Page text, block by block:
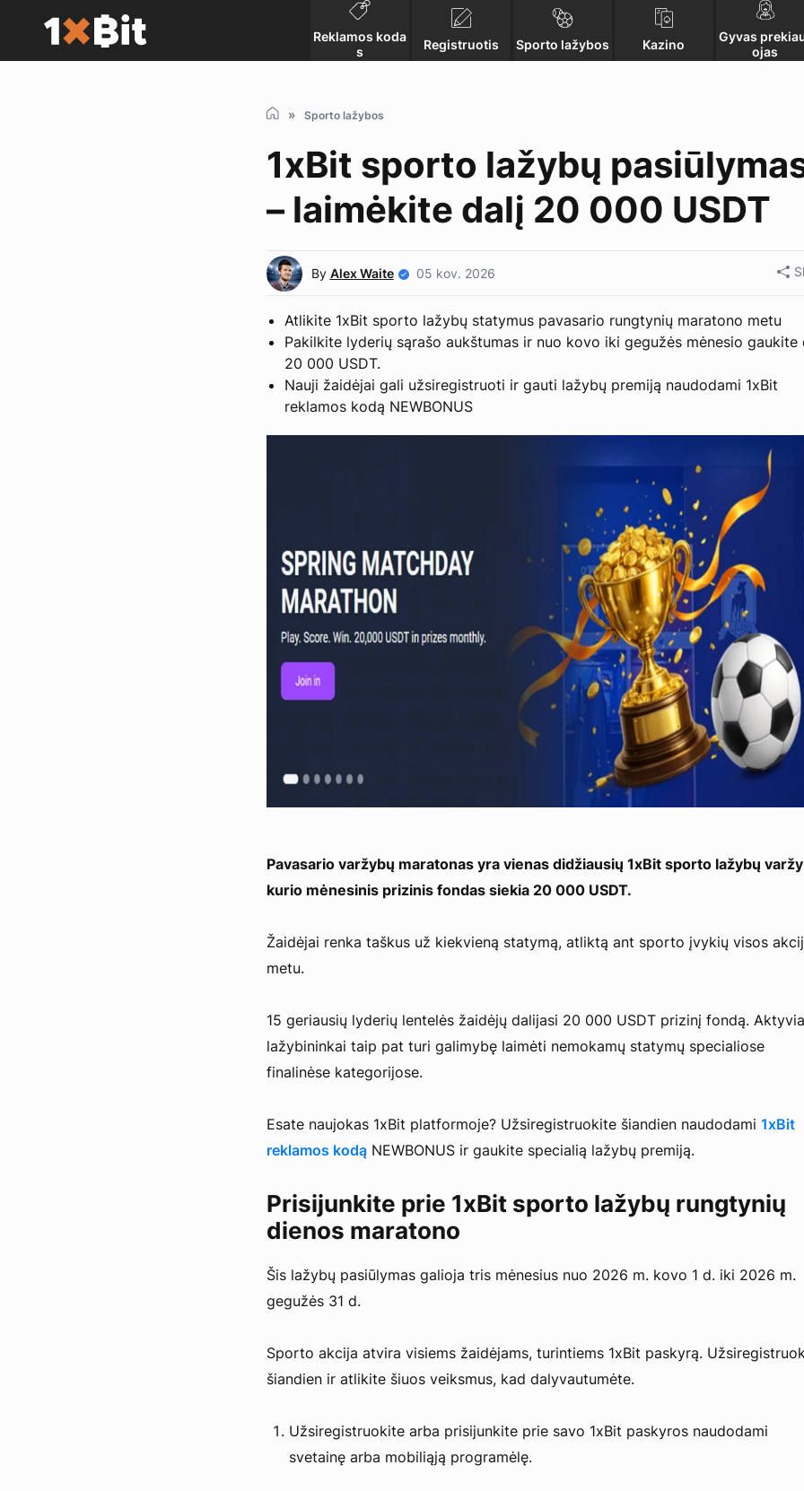
Reklamos koda
s
Registruotis Sporto lažybos Kazino
Gyvas
ojas
Sporto lažybos
1xBit sporto lažybų
– laimėkite dalį 20 000 USDT
By Alex Waite 05 kov. 2026
Atlikite 1xBit sporto lažybų statymus pavasario rungtynių maratono metu
Pakilkite lyderių sąrašo aukštumas ir nuo kovo iki gegužės mėnesio gaukite
20 000 USDT.
Nauji žaidėjai gali užsiregistruoti ir gauti lažybų premiją naudodami 1xBit
reklamos kodą NEWBONUS
Pavasario varžybų maratonas yra vienas didžiausių 1xBit sporto lažybų
kurio mėnesinis prizinis fondas siekia 20 000 USDT.
Žaidėjai renka taškus už kiekvieną statymą, atliktą ant sporto įvykių visos
metu.
15 geriausių lyderių lentelės žaidėjų dalijasi 20 000 USDT prizinį fondą.
lažybininkai taip pat turi galimybę laimėti nemokamų statymų specialiose
finalinėse kategorijose.
Esate naujokas 1xBit platformoje? Užsiregistruokite šiandien naudodami 1xBit
reklamos kodąNEWBONUS ir gaukite specialią lažybų premiją.
Prisijunkite prie 1xBit sporto lažybų rungtynių
dienos maratono
Šis lažybų pasiūlymas galioja tris mėnesius nuo 2026 m. kovo 1 d. iki 2026 m.
gegužės 31 d.
Sporto akcija atvira visiems žaidėjams, turintiems 1xBit paskyrą.
šiandien ir atlikite šiuos veiksmus, kad dalyvautumėte.
Užsiregistruokite arba prisijunkite prie savo 1xBit paskyros naudodami
svetainę arba mobiliąją programėlę.